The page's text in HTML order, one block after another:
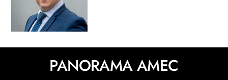
PANORAMA AMEC